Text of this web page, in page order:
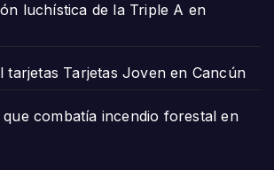
luchística de la Triple A en
tarjetas Tarjetas Joven en Cancún
combatía incendio forestal en